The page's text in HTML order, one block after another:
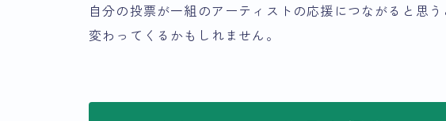
自分の投票が一組のアーティストの応援につながると思
変わってくるかもしれません。